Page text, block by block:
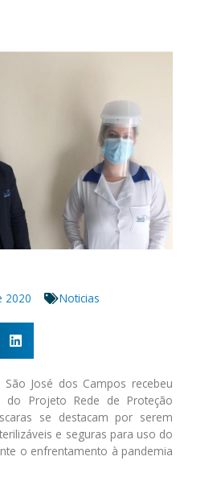
2020 Noticias
José dos Campos recebeu
do Projeto Rede de Proteção
se destacam por serem
e seguras para uso do
o enfrentamento à pandemia